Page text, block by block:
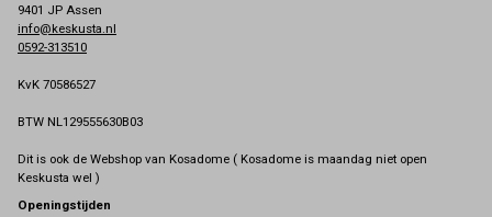
9401 JP Assen
info@keskusta.nl
0592-313510
KvK 70586527
BTW NL129555630B03
Dit is ook de Webshop van Kosadome ( Kosadome is maandag niet open
Keskusta wel )
Openingstijden